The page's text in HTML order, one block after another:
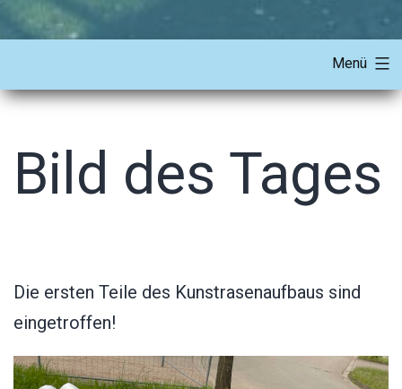
Menü
Bild des Tages
Die ersten Teile des Kunstrasenaufbaus sind
eingetroffen!